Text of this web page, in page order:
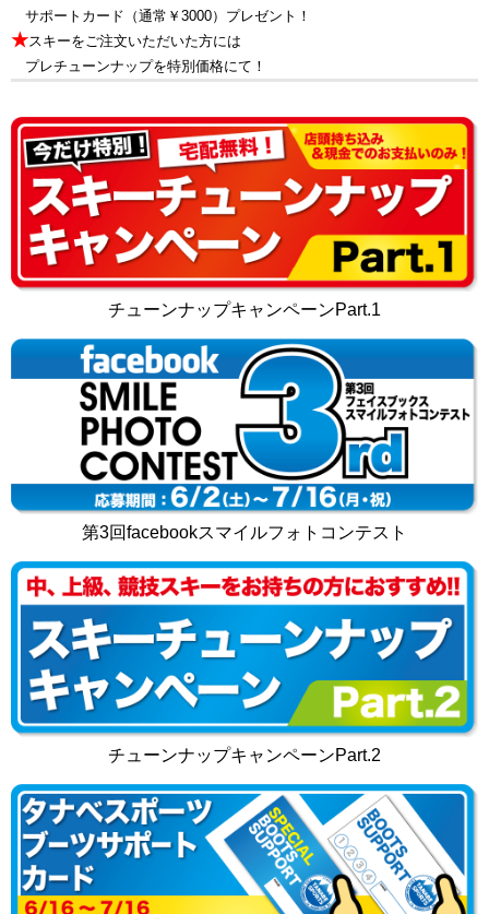
サポートカード（通常￥3000）プレゼント！
★スキーをご注文いただいた方には
プレチューンナップを特別価格にて！
チューンナップキャンペーンPart.1
第3回facebookスマイルフォトコンテスト
チューンナップキャンペーンPart.2